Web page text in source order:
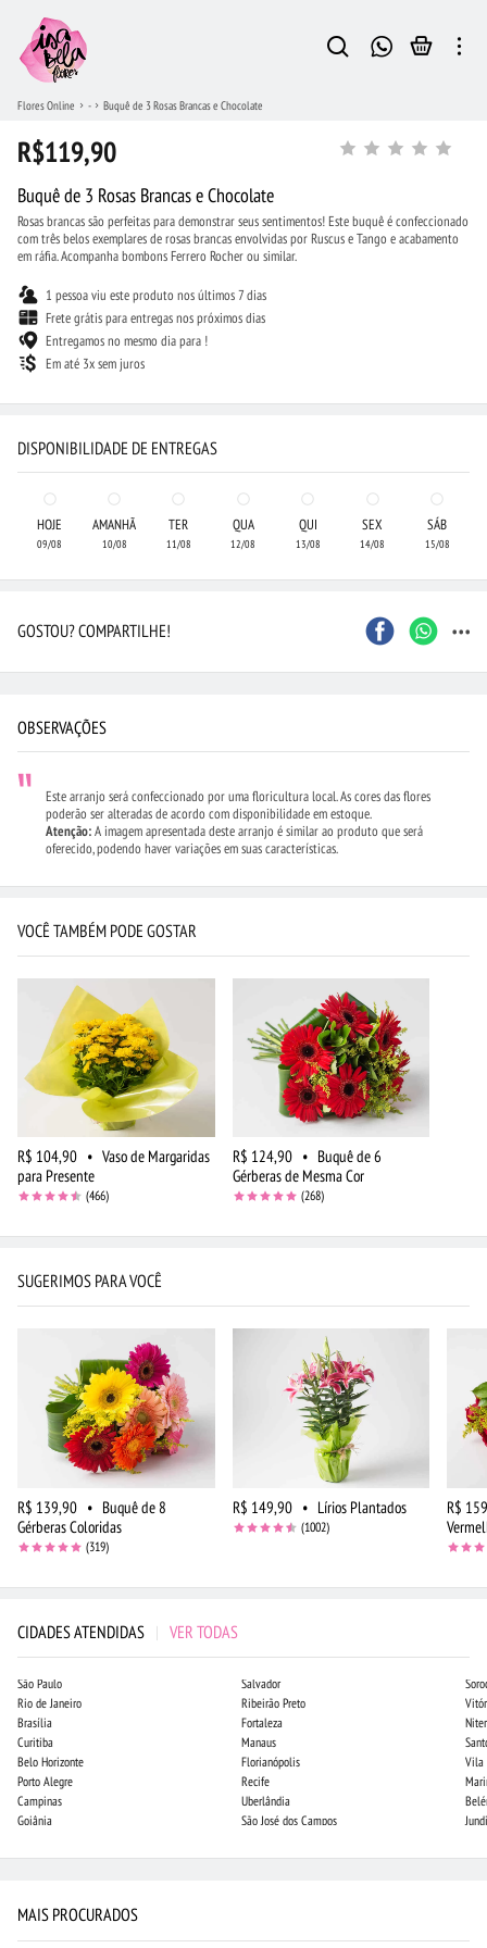
Flores Online - Buquê de 3 Rosas Brancas e Chocolate
R$119,90
Buquê de 3 Rosas Brancas e Chocolate
Rosas brancas são perfeitas para demonstrar seus sentimentos! Este buquê é confeccionado
com três belos exemplares de rosas brancas envolvidas por Ruscus e Tango e acabamento
em ráfia. Acompanha bombons Ferrero Rocher ou similar.
1 pessoa viu este produto nos últimos 7 dias
Frete grátis para entregas nos próximos dias
Entregamos no mesmo dia para !
Em até 3x sem juros
DISPONIBILIDADE DE ENTREGAS
HOJE
09/08
AMANHÃ
10/08
TER
11/08
QUA
12/08
QUI
13/08
SEX
14/08
SÁB
15/08
GOSTOU? COMPARTILHE! ...
OBSERVAÇÕES
Este arranjo será confeccionado por uma floricultura local. As cores das flores
poderão ser alteradas de acordo com disponibilidade em estoque.
Atenção:A imagem apresentada deste arranjo é similar ao produto que será
oferecido, podendo haver variações em suas características.
VOCÊ TAMBÉM PODE GOSTAR
R$ 104,90 • Vaso de Margaridas
para Presente
(466)
R$ 124,90 • Buquê de 6
Gérberas de Mesma Cor
(268)
SUGERIMOS PARA VOCÊ
R$ 139,90 • Buquê de 8
Gérberas Coloridas
(319)
R$ 149,90 • Lírios Plantados
(1002)
R$
CIDADES ATENDIDAS | VER TODAS
São Paulo
Rio de Janeiro
Brasília
Curitiba
Belo Horizonte
Porto Alegre
Campinas
Goiânia
Salvador
Ribeirão Preto
Fortaleza
Manaus
Florianópolis
Recife
Uberlândia
São José dos Campos
Vila
MAIS PROCURADOS